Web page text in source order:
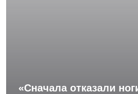
«Сначала отказали